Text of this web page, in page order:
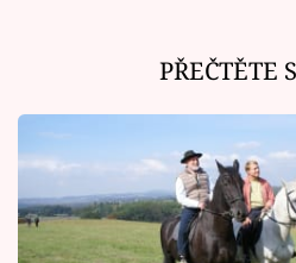
PŘEČTĚTE